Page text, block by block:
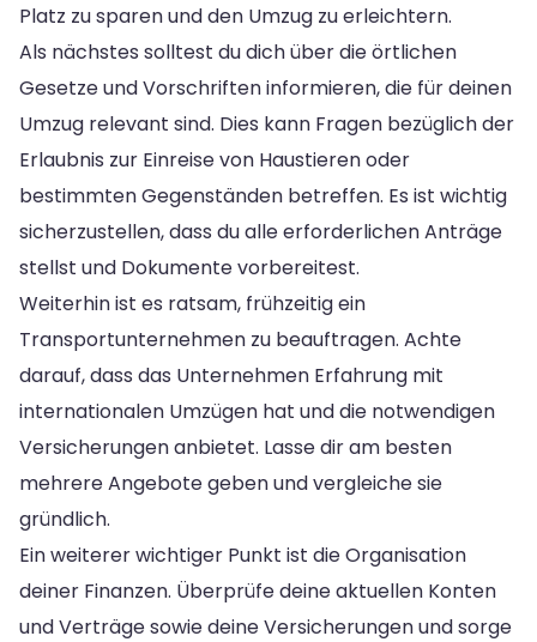
Platz zu sparen und den Umzug zu erleichtern.
Als nächstes solltest du dich über die örtlichen
Gesetze und Vorschriften informieren, die für deinen
Umzug relevant sind. Dies kann Fragen bezüglich der
Erlaubnis zur Einreise von Haustieren oder
bestimmten Gegenständen betreffen. Es ist wichtig
sicherzustellen, dass du alle erforderlichen Anträge
stellst und Dokumente vorbereitest.
Weiterhin ist es ratsam, frühzeitig ein
Transportunternehmen zu beauftragen. Achte
darauf, dass das Unternehmen Erfahrung mit
internationalen Umzügen hat und die notwendigen
Versicherungen anbietet. Lasse dir am besten
mehrere Angebote geben und vergleiche sie
gründlich.
Ein weiterer wichtiger Punkt ist die Organisation
deiner Finanzen. Überprüfe deine aktuellen Konten
und Verträge sowie deine Versicherungen und sorge